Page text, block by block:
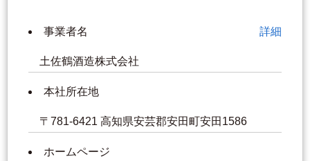
事業者名 詳細
土佐鶴酒造株式会社
本社所在地
〒781-6421 高知県安芸郡安田町安田1586
ホームページ